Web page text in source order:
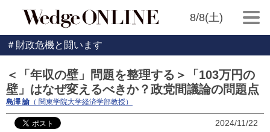
8/8(土)
＃財政危機と闘います
＜「年収の壁」問題を整理する＞「103万円の
壁」はなぜ変えるべきか？政党間議論の問題点
島澤 諭 （ 関東学院大学経済学部教授）
2024/11/22